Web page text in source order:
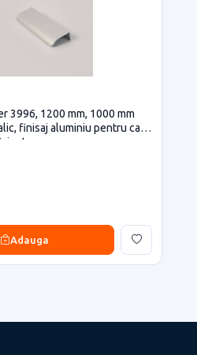
3996, 1200 mm, 1000 mm
finisaj aluminiu pentru casa
Adauga